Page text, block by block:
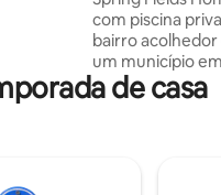
com piscina
bairro
um município
comodidades
para umas férias
de casa